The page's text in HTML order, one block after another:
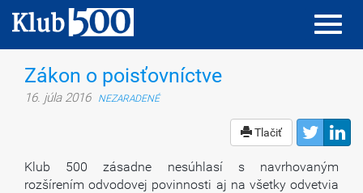
Zákon o poisťovníctve
16. júla 2016 NEZARADENÉ
Tlačiť
Klub 500 zásadne nesúhlasí s navrhovaným
rozšírením odvodovej povinnosti aj na všetky odvetvia